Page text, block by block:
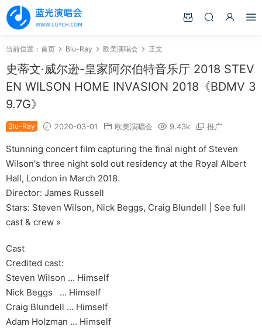
当前位置： 首页 Blu-Ray 欧美演唱会 正文
史蒂文·威尔逊-皇家阿尔伯特音乐厅 2018 STEV
EN WILSON HOME INVASION 2018《BDMV 3
9.7G》
Blu-Ray 2020-03-01 欧美演唱会 9.43k 推广
Stunning concert film capturing the final night of Steven
Wilson's three night sold out residency at the Royal Albert
Hall, London in March 2018.
Director: James Russell
Stars: Steven Wilson, Nick Beggs, Craig Blundell | See full
cast & crew »
Cast
Credited cast:
Steven Wilson ... Himself
Nick Beggs ... Himself
Craig Blundell ... Himself
Adam Holzman ... Himself